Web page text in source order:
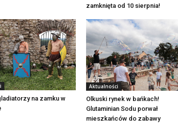
zamknięta od 10 sierpnia!
na zamku w
Aktualności
Olkuski rynek w bańkach!
Glutaminian Sodu porwał
mieszkańców do zabawy